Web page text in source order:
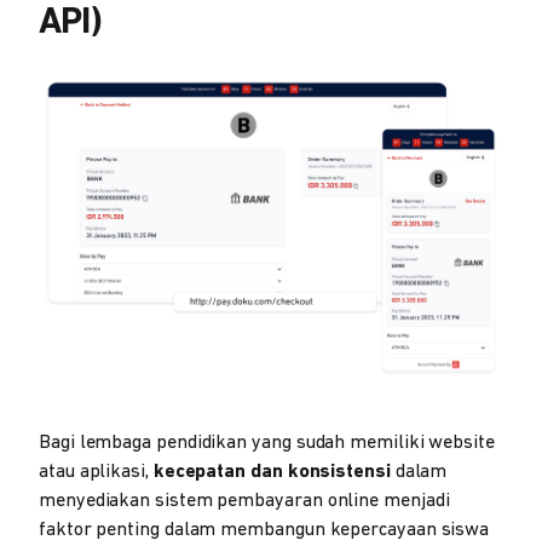
API)
Bagi lembaga pendidikan yang sudah memiliki website
atau aplikasi, kecepatan dan konsistensidalam
menyediakan sistem pembayaran online menjadi
faktor penting dalam membangun kepercayaan siswa